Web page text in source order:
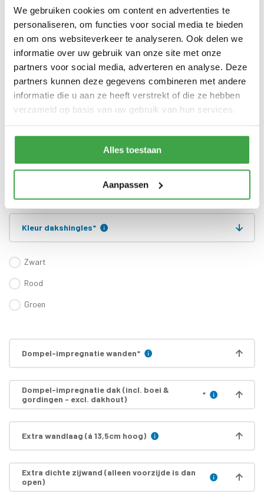
We gebruiken cookies om content en advertenties te
personaliseren, om functies voor social media te bieden
en om ons websiteverkeer te analyseren. Ook delen we
informatie over uw gebruik van onze site met onze
partners voor social media, adverteren en analyse. Deze
partners kunnen deze gegevens combineren met andere
informatie die u aan ze heeft verstrekt of die ze hebben
verzameld op basis van uw gebruik van hun services.
Alles toestaan
Aanpassen
Staander
stelvoet
Schoren 7 x 7 cm - 2 stuks
Dakbedekking
Dakshingles met 10 jaar
garantie (keuze uit: rood,
Bevestigingsmaterialen
zijn inbegrepen
Gratis thuisbezorgd - In
Nederland
Kleur dakshingles*
Zwart
Rood
Groen
Dompel-impregnatie wanden*
Dompel-impregnatie dak (incl. boei &
gordingen - excl. dakhout)
*
Extra wandlaag (á 13,5cm hoog)
Extra dichte zijwand (alleen voorzijde is dan
open)